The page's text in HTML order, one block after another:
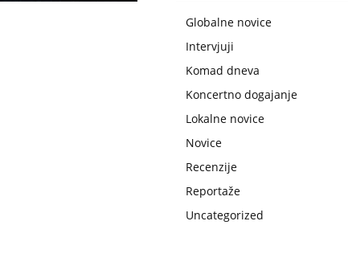
Globalne novice
Intervjuji
Komad dneva
Koncertno dogajanje
Lokalne novice
Novice
Recenzije
Reportaže
Uncategorized